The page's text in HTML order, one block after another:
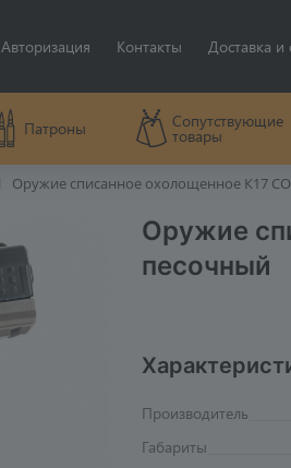
Авторизация Контакты Доставка и
Патроны Сопутствующие
товары
Оружие списанное охолощенное К17
Оружие
песочный
Производитель
Габариты